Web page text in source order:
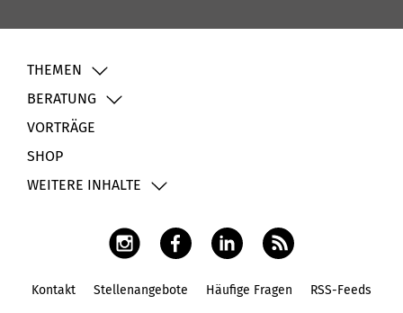
THEMEN
BERATUNG
VORTRÄGE
SHOP
WEITERE INHALTE
Kontakt Stellenangebote Häufige Fragen RSS-Feeds